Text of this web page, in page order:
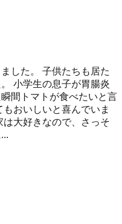
した。 子供たちも居た
小学生の息子が胃腸炎
間トマトが食べたいと言
おいしいと喜んでいま
は大好きなので、さっそ